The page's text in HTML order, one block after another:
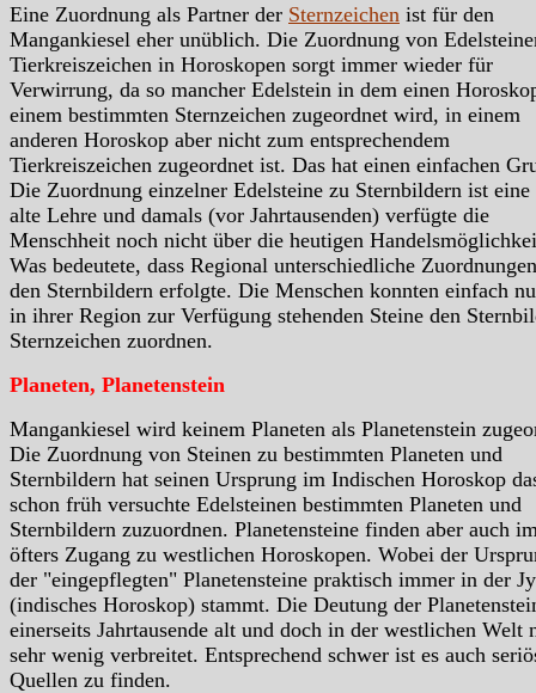
Eine Zuordnung als Partner der Sternzeichen ist für den
Mangankiesel eher unüblich. Die Zuordnung von
Tierkreiszeichen in Horoskopen sorgt immer wieder für
Verwirrung, da so mancher Edelstein in dem einen
einem bestimmten Sternzeichen zugeordnet wird, in einem
anderen Horoskop aber nicht zum entsprechendem
Tierkreiszeichen zugeordnet ist. Das hat einen einfachen
Die Zuordnung einzelner Edelsteine zu Sternbildern ist eine
alte Lehre und damals (vor Jahrtausenden) verfügte die
Menschheit noch nicht über die heutigen
Was bedeutete, dass Regional unterschiedliche
den Sternbildern erfolgte. Die Menschen konnten einfach
in ihrer Region zur Verfügung stehenden Steine den
Sternzeichen zuordnen.
Planeten, Planetenstein
Mangankiesel wird keinem Planeten als Planetenstein
Die Zuordnung von Steinen zu bestimmten Planeten und
Sternbildern hat seinen Ursprung im Indischen Horoskop
schon früh versuchte Edelsteinen bestimmten Planeten und
Sternbildern zuzuordnen. Planetensteine finden aber auch
öfters Zugang zu westlichen Horoskopen. Wobei der
der "eingepflegten" Planetensteine praktisch immer in der
(indisches Horoskop) stammt. Die Deutung der
einerseits Jahrtausende alt und doch in der westlichen Welt
sehr wenig verbreitet. Entsprechend schwer ist es auch
Quellen zu finden.